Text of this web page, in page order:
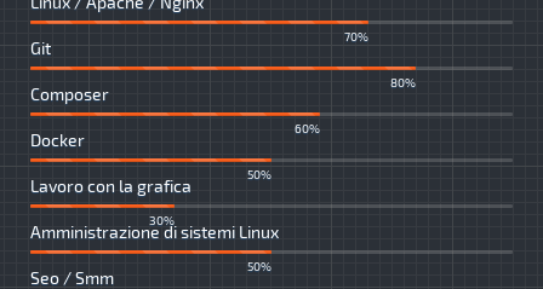
70%
Git
80%
Composer
60%
Docker
50%
Lavoro con la grafica
30%
Amministrazione di sistemi Linux
50%
Seo / Smm